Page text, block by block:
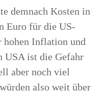
demnach Kosten in
Euro für die US-
Inflation und
USA ist die Gefahr
aber noch viel
also weit über